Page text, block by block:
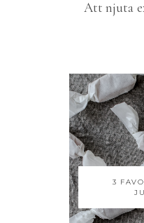
Att njuta
3